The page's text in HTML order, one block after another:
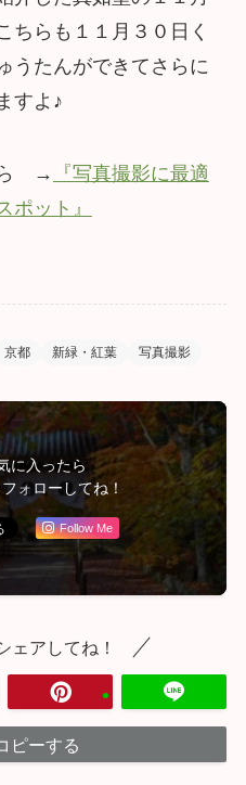
ちらも１１月３０日く
うたんができてさらに
すよ♪
ら →
『写真撮影に最適
ポット』
京都 新緑・紅葉 写真撮影
に入ったら
ォローしてね！
Follow Me
ェアしてね！
ピーする